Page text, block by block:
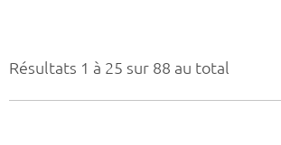
Résultats 1 à 25 sur 88 au total